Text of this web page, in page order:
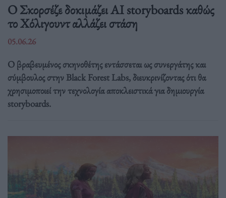
Ο Σκορσέζε δοκιμάζει AI storyboards καθώς
το Χόλιγουντ αλλάζει στάση
05.06.26
Ο βραβευμένος σκηνοθέτης εντάσσεται ως συνεργάτης και
σύμβουλος στην Black Forest Labs, διευκρινίζοντας ότι θα
χρησιμοποιεί την τεχνολογία αποκλειστικά για δημιουργία
storyboards.